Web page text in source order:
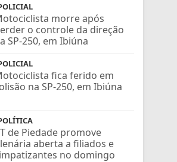
morre após
o controle da direção
SP-250, em Ibiúna
fica ferido em
na SP-250, em Ibiúna
de Piedade promove
aberta a filiados e
no domingo